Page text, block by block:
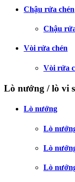
Chậu rửa chén
Chậu
Vòi rửa chén
Vòi rửa
Lò nướng / lò vi
Lò nướng
Lò
Lò
Lò